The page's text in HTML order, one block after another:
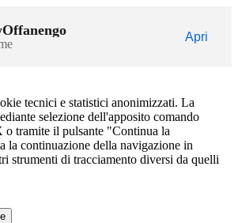
Apri
tecnici e statistici anonimizzati. La
selezione dell'apposito comando
o tramite il pulsante "Continua la
la continuazione della navigazione in
strumenti di tracciamento diversi da quelli